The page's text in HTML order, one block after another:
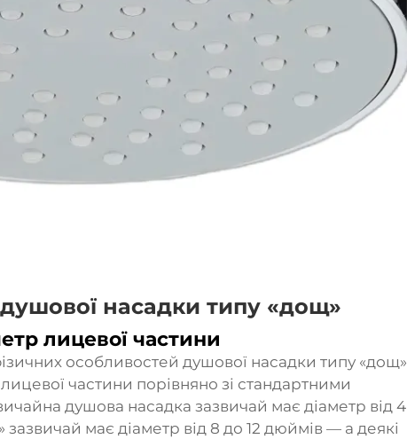
насадки типу «дощ»
лицевої частини
особливостей душової насадки типу «дощ»
частини порівняно зі стандартними
душова насадка зазвичай має діаметр від 4
має діаметр від 8 до 12 дюймів — а деякі